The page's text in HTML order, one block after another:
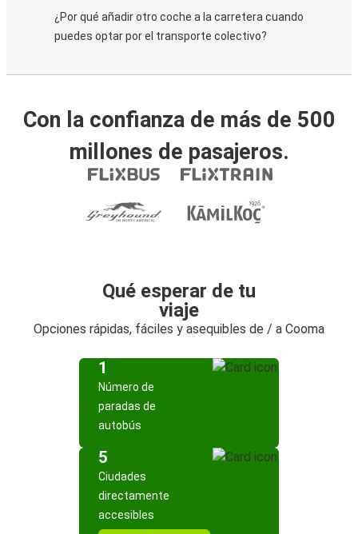
¿Por qué añadir otro coche a la carretera cuando
puedes optar por el transporte colectivo?
Con la confianza de más de 500
millones de pasajeros.
Qué esperar de tu
viaje
Opciones rápidas, fáciles y asequibles de / a Cooma
1
Número de
paradas de
autobús
5
Ciudades
directamente
accesibles